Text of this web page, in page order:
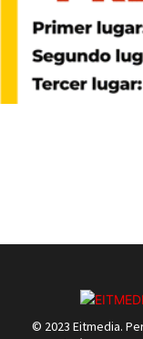
© 2023 Eitmedia.